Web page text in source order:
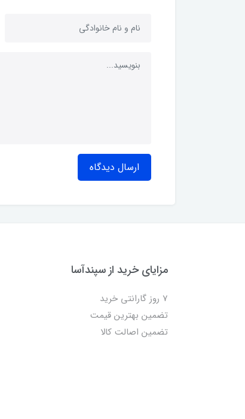
ارسال دیدگاه
مزایای خرید از سپندآسا
7 روز گارانتی خرید
تضمین بهترین قیمت
تضمین اصالت کالا